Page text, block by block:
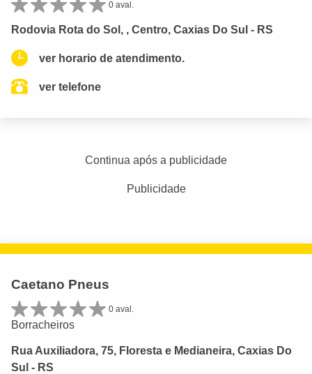
0 aval.
Rodovia Rota do Sol, , Centro, Caxias Do Sul - RS
ver horario de atendimento.
ver telefone
Continua após a publicidade
Publicidade
Caetano Pneus
0 aval.
Borracheiros
Rua Auxiliadora, 75, Floresta e Medianeira, Caxias Do
Sul - RS